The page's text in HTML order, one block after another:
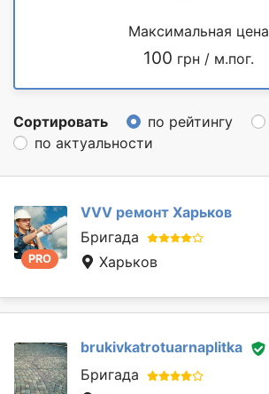
Максимальная цена
100 грн / м.пог.
Сортировать по рейтингу
по актуальности
PRO
VVV ремонт Харьков
Бригада
Харьков
brukivkatrotuarnaplitka
Бригада